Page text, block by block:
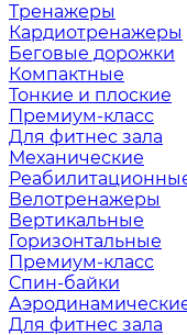
Тренажеры
Кардиотренажеры
Беговые дорожки
Компактные
Тонкие и плоские
Премиум-класс
Для фитнес зала
Механические
Велотренажеры
Вертикальные
Горизонтальные
Премиум-класс
Спин-байки
Для фитнес зала